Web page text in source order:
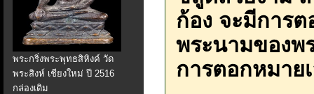
พระกริ่งพระพุทธสิหิงค์ วัด
พระสิงห์ เชียงใหม่ ปี 2516
กล่องเดิม
ก้อง จะมีการ
พระนามของพ
การตอกหมาย